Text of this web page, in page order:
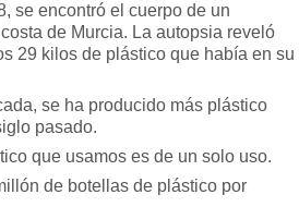
se encontró el cuerpo de un
de Murcia. La autopsia reveló
29 kilos de plástico que había en su
se ha producido más plástico
pasado.
que usamos es de un solo uso.
de botellas de plástico por